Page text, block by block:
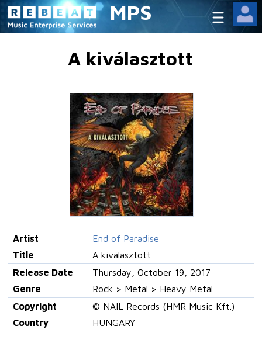
MPS
A kiválasztott
Artist
End of Paradise
Title
A kiválasztott
Release Date
Thursday, October 19, 2017
Genre
Rock > Metal > Heavy Metal
Copyright
© NAIL Records (HMR Music Kft.)
Country
HUNGARY